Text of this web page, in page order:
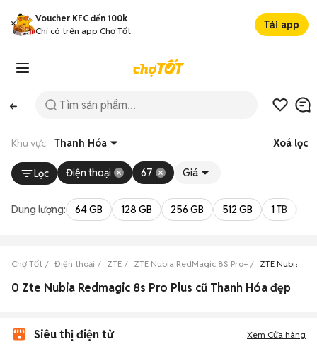
Voucher KFC đến 100k
Chỉ có trên app Chợ Tốt
Tải app
Khu vực: Thanh Hóa Xoá lọc
Lọc Điện thoại 67 Giá
Dung lượng: 64 GB 128 GB 256 GB 512 GB 1 TB
Chợ Tốt Điện thoại ZTE ZTE Nubia RedMagic 8S Pro+ ZTE Nubia
0 Zte Nubia Redmagic 8s Pro Plus cũ Thanh Hóa đẹp
Siêu thị điện tử Xem Cửa hàng